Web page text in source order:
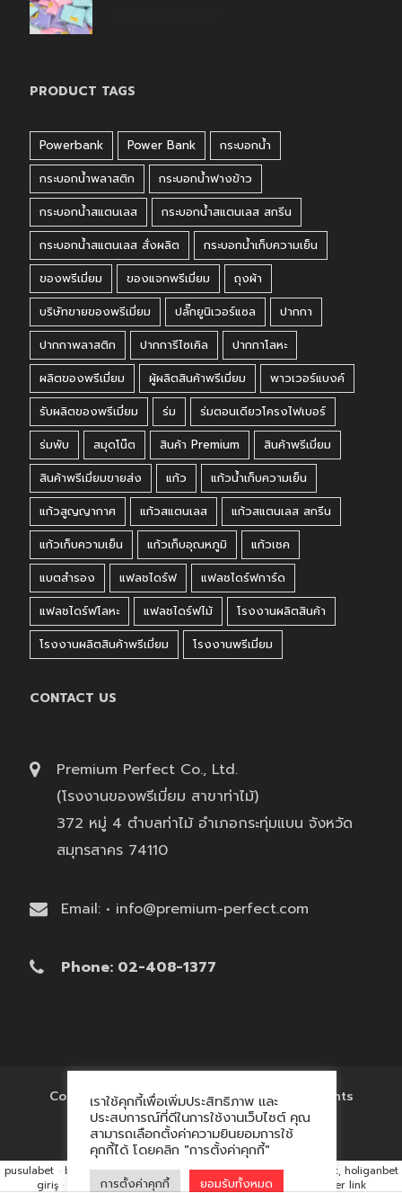
PRODUCT TAGS
Powerbank Power Bank
กระบอกน้ำ
กระบอกน้ำพลาสติก
กระบอกน้ำฟางข้าว
กระบอกน้ำสแตนเลส
กระบอกน้ำสแตนเลส สกรีน
กระบอกน้ำสแตนเลส สั่งผลิต
กระบอกน้ำเก็บความเย็น
ของพรีเมี่ยม
ของแจกพรีเมี่ยม
ถุงผ้า
บริษัทขายของพรีเมี่ยม
ปลั๊กยูนิเวอร์แซล
ปากกา
ปากกาพลาสติก
ปากการีไซเคิล
ปากกาโลหะ
ผลิตของพรีเมี่ยม
ผู้ผลิตสินค้าพรีเมี่ยม
พาวเวอร์แบงค์
รับผลิตของพรีเมี่ยม
ร่ม
ร่มตอนเดียวโครงไฟเบอร์
ร่มพับ
สมุดโน๊ต สินค้า Premium
สินค้าพรีเมี่ยม
สินค้าพรีเมี่ยมขายส่ง
แก้ว
แก้วน้ำเก็บความเย็น
แก้วสูญญากาศ
แก้วสแตนเลส
แก้วสแตนเลส สกรีน
แก้วเก็บความเย็น
แก้วเก็บอุณหภูมิ
แก้วเชค
แบตสำรอง
แฟลชไดร์ฟ
แฟลชไดร์ฟการ์ด
แฟลชไดร์ฟโลหะ
แฟลชไดร์ฟไม้
โรงงานผลิตสินค้า
โรงงานผลิตสินค้าพรีเมี่ยม
โรงงานพรีเมี่ยม
CONTACT US
Premium Perfect Co., Ltd.
(โรงงานของพรีเมี่ยม สาขาท่าไม้)
372 หมู่ 4 ตำบลท่าไม้ อำเภอกระทุ่มแบน จังหวัด
สมุทรสาคร 74110
Email: • info@premium-perfect.com
Phone: 02-408-1377
Copyright © 2017 'โรงงานของพรีเมี่ยม' All Rights
Reserved.
เราใช้คุกกี้เพื่อเพิ่มประสิทธิภาพ และ
ประสบการณ์ที่ดีในการใช้งานเว็บไซต์ คุณ
สามารถเลือกตั้งค่าความยินยอมการใช้
คุกกี้ได้ โดยคลิก "การตั้งค่าคุกกี้"
การตั้งค่าคุกกี้ ยอมรับทั้งหมด
pusulabet · betyap · avrupabet · matbet, matbet giriş ·
holiganbet, holiganbet
giriş · cratosroyalbet · maxwin hacklink market, kalıcı footer link